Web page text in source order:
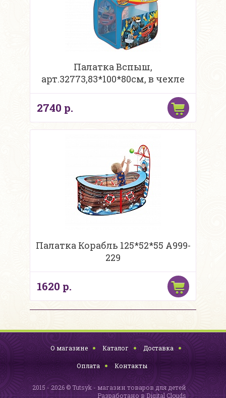
Палатка Вспыш,
арт.32773,83*100*80см, в чехле
2740 р.
Палатка Корабль 125*52*55 A999-
229
1620 р.
О магазине Каталог Доставка
Оплата Контакты
2015 - 2026 © Tutsyk - магазин товаров для детей
Разработано в Digital Clouds